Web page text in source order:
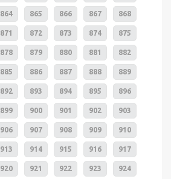
864 865 866 867 868
871 872 873 874 875
878 879 880 881 882
885 886 887 888 889
892 893 894 895 896
899 900 901 902 903
906 907 908 909 910
913 914 915 916 917
920 921 922 923 924